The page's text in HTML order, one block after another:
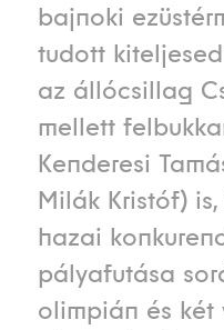
bajnoki
tudott
az állócsillag
mellett
Kenderesi
Milák Kristóf)
hazai
pályafutása
olimpián és